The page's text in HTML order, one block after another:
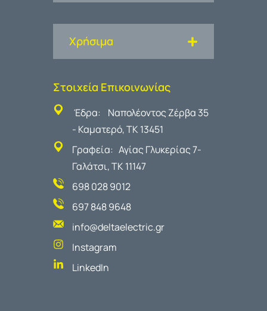
Χρήσιμα
Στοιχεία Επικοινωνίας
Έδρα: Ναπολέοντος Ζέρβα 35
- Καματερό, ΤΚ 13451
Γραφεία: Αγίας Γλυκερίας 7-
Γαλάτσι, ΤΚ 11147
698 028 9012
697 848 9648
info@deltaelectric.gr
Instagram
LinkedIn